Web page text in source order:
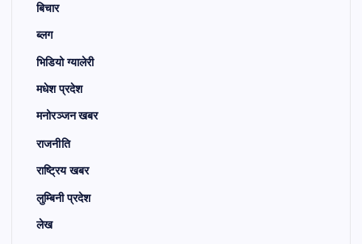
बिचार
ब्लग
भिडियो ग्यालेरी
मधेश प्रदेश
मनोरञ्जन खबर
राजनीति
राष्ट्रिय खबर
लुम्बिनी प्रदेश
लेख